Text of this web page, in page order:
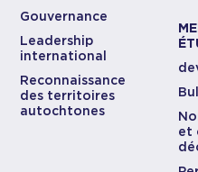
Gouvernance
Leadership
international
Reconnaissance
des territoires
autochtones
et